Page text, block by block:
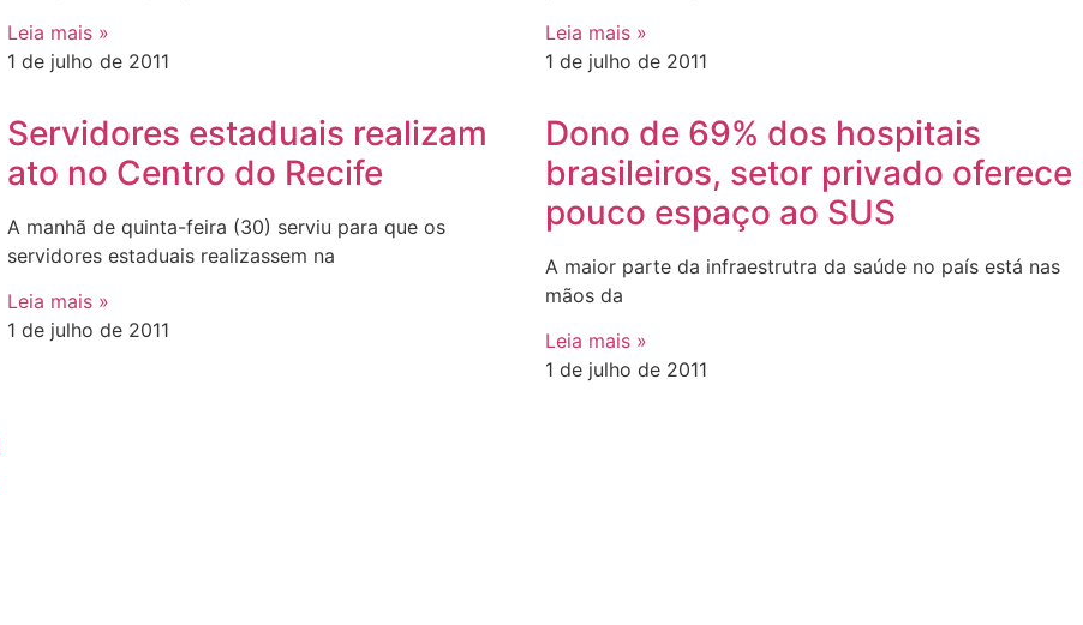
Leia mais »
1 de julho de 2011
Leia mais »
1 de julho de 2011
Servidores estaduais realizam
ato no Centro do Recife
A manhã de quinta-feira (30) serviu para que os
servidores estaduais realizassem na
Leia mais »
1 de julho de 2011
Dono de 69% dos hospitais
brasileiros, setor privado oferece
pouco espaço ao SUS
A maior parte da infraestrutra da saúde no país está nas
mãos da
Leia mais »
1 de julho de 2011